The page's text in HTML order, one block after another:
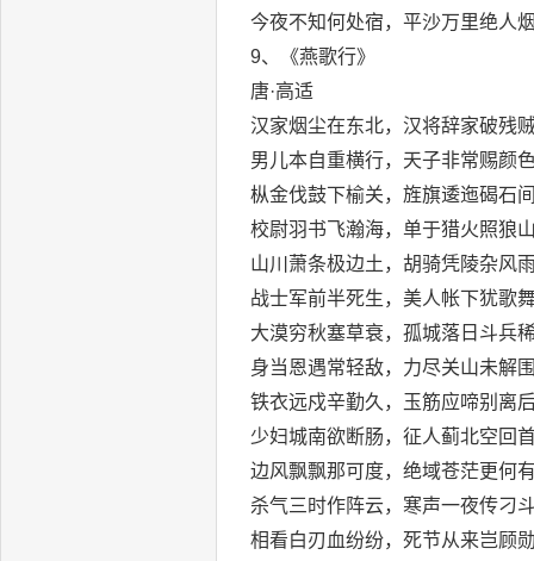
今夜不知何处宿，平沙万里绝人烟
9、《燕歌行》
唐·高适
汉家烟尘在东北，汉将辞家破残贼
男儿本自重横行，天子非常赐颜色
枞金伐鼓下榆关，旌旗逶迤碣石间
校尉羽书飞瀚海，单于猎火照狼山
山川萧条极边土，胡骑凭陵杂风雨
战士军前半死生，美人帐下犹歌舞
大漠穷秋塞草衰，孤城落日斗兵稀
身当恩遇常轻敌，力尽关山未解围
铁衣远戍辛勤久，玉筋应啼别离后
少妇城南欲断肠，征人蓟北空回首
边风飘飘那可度，绝域苍茫更何有
杀气三时作阵云，寒声一夜传刁斗
相看白刃血纷纷，死节从来岂顾勋